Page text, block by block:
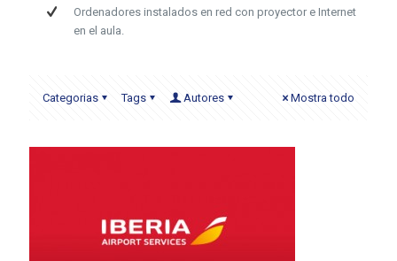
Ordenadores instalados en red con proyector e Internet
en el aula.
Categorias Tags Autores Mostra todo